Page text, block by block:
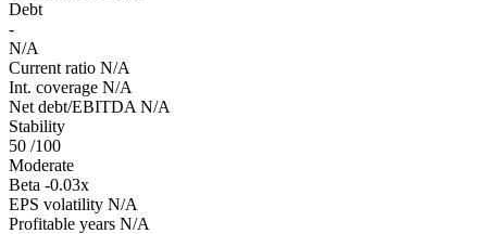
Debt
-
N/A
Current ratio N/A
Int. coverage N/A
Net debt/EBITDA N/A
Stability
50 /100
Moderate
Beta -0.03x
EPS volatility N/A
Profitable years N/A